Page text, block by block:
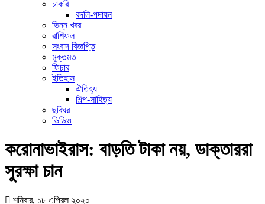
চাকরি
বদলি-পদায়ন
ভিন্ন খবর
রাশিফল
সংবাদ বিজ্ঞপ্তি
মুক্তমত
ফিচার
ইতিহাস
ঐতিহ্য
শিল্প-সাহিত্য
ছবিঘর
ভিডিও
করোনাভাইরাস: বাড়তি টাকা নয়, ডাক্তাররা
সুরক্ষা চান
শনিবার, ১৮ এপ্রিল ২০২০